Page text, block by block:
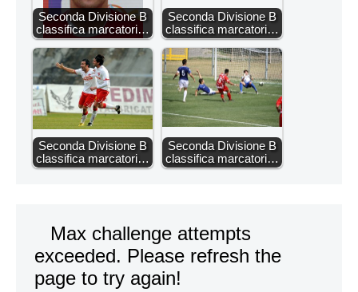
Seconda Divisione B
classifica marcatori…
Seconda Divisione B
classifica marcatori…
Seconda Divisione B
classifica marcatori…
Seconda Divisione B
classifica marcatori…